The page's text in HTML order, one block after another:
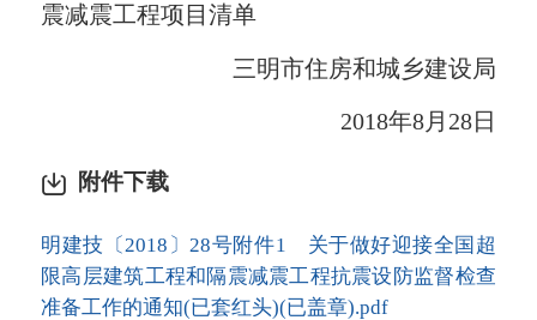
震减震工程项目清单
三明市住房和城乡建设局
2018年8月28日
附件下载
明建技〔2018〕28号附件1 关于做好迎接全国超
限高层建筑工程和隔震减震工程抗震设防监督检查
准备工作的通知(已套红头)(已盖章).pdf